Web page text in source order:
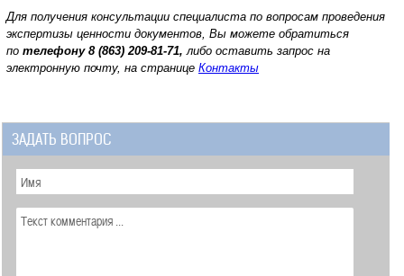
Для получения консультации специалиста по вопросам проведения
экспертизы ценности документов, Вы можете обратиться
по телефону 8 (863) 209-81-71, либо оставить запрос на
электронную почту, на странице Контакты
ЗАДАТЬ ВОПРОС